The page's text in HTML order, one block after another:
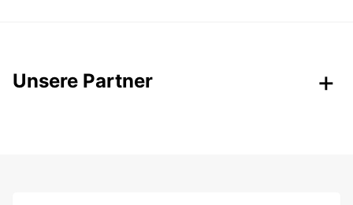
Unsere Partner